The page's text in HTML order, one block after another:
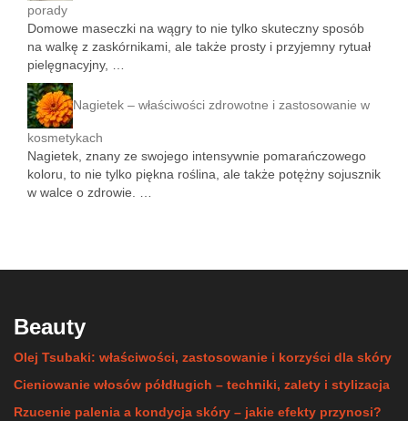
porady
Domowe maseczki na wągry to nie tylko skuteczny sposób
na walkę z zaskórnikami, ale także prosty i przyjemny rytuał
pielęgnacyjny, …
Nagietek – właściwości zdrowotne i zastosowanie w
kosmetykach
Nagietek, znany ze swojego intensywnie pomarańczowego
koloru, to nie tylko piękna roślina, ale także potężny sojusznik
w walce o zdrowie. …
Beauty
Olej Tsubaki: właściwości, zastosowanie i korzyści dla skóry
Cieniowanie włosów półdługich – techniki, zalety i stylizacja
Rzucenie palenia a kondycja skóry – jakie efekty przynosi?